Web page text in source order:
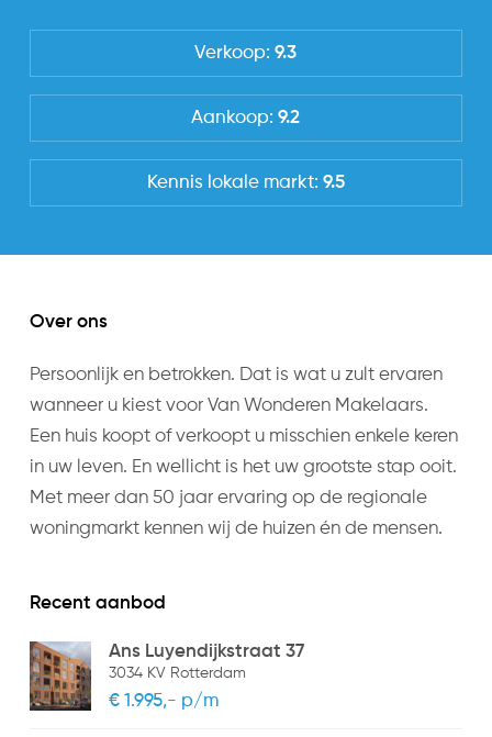
Verkoop:9.3
Aankoop:9.2
Kennis lokale markt: 9.5
Over ons
Persoonlijk en betrokken. Dat is wat u zult ervaren
wanneer u kiest voor Van Wonderen Makelaars.
Een huis koopt of verkoopt u misschien enkele keren
in uw leven. En wellicht is het uw grootste stap ooit.
Met meer dan 50 jaar ervaring op de regionale
woningmarkt kennen wij de huizen én de mensen.
Recent aanbod
Ans Luyendijkstraat 37
3034 KV Rotterdam
€ 1.995,- p/m